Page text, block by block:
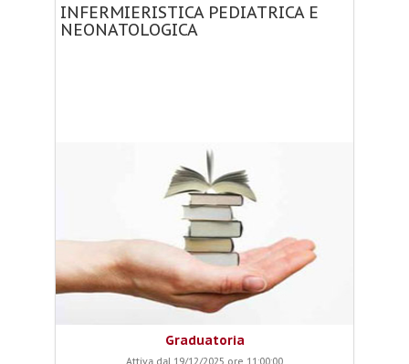
INFERMIERISTICA PEDIATRICA E
NEONATOLOGICA
Graduatoria
Attiva dal 19/12/2025 ore 11:00:00